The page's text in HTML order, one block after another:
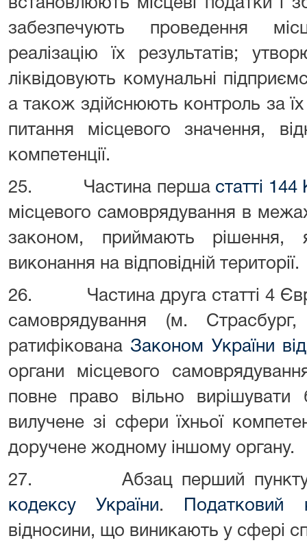
встановлюють місцеві податки і
забезпечують проведення
реалізацію їх результатів;
ліквідовують комунальні
а також здійснюють контроль за їх
питання місцевого значення,
компетенції.
25. Частина перша статті 144
місцевого самоврядування в
законом, приймають рішення,
виконання на відповідній території.
26. Частина друга статті 4
самоврядування (м.
ратифікована Законом України
органи місцевого
повне право вільно
вилучене зі сфери їхньої
доручене жодному іншому органу.
27. Абзац перший
кодексу України.
Податковий
відносини, що виникають у сфері